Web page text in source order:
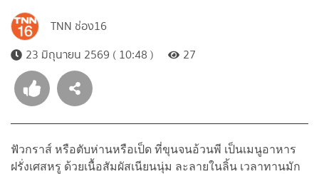
TNN ช่อง16
23 มิถุนายน 2569 ( 10:48 )
27
ฟัวกราส์ หรือตับห่านหรือเป็ด ที่ขุนจนอ้วนพี เป็นเมนูอาหาร
ฝรั่งเศสหรู ด้วยเนื้อสัมผัสเนียนนุ่ม ละลายในลิ้น เวลาทานมัก